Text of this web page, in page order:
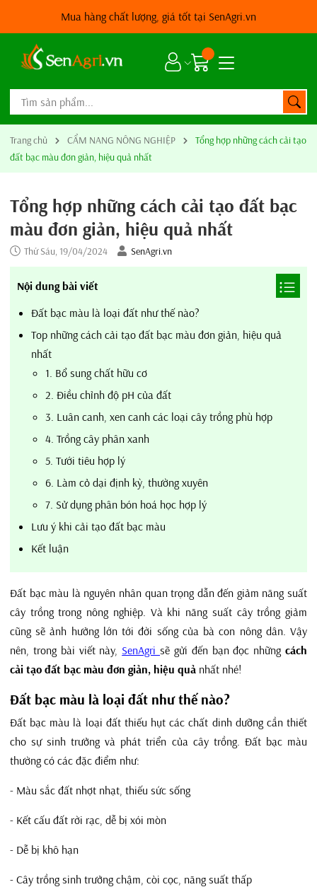
Mua hàng chất lượng, giá tốt tại SenAgri.vn
Trang chủ CẨM NANG NÔNG NGHIỆP
Tổng hợp những cách cải tạo
đất bạc màu đơn giản, hiệu quả nhất
Tổng hợp những cách cải tạo đất bạc
màu đơn giản, hiệu quả nhất
Thứ Sáu, 19/04/2024 SenAgri.vn
Nội dung bài viết
Đất bạc màu là loại đất như thế nào?
Top những cách cải tạo đất bạc màu đơn giản, hiệu quả
nhất
1. Bổ sung chất hữu cơ
2. Điều chỉnh độ pH của đất
3. Luân canh, xen canh các loại cây trồng phù hợp
4. Trồng cây phân xanh
5. Tưới tiêu hợp lý
6. Làm cỏ dại định kỳ, thường xuyên
7. Sử dụng phân bón hoá học hợp lý
Lưu ý khi cải tạo đất bạc màu
Kết luận
Đất bạc màu là nguyên nhân quan trọng dẫn đến giảm năng suất
cây trồng trong nông nghiệp. Và khi năng suất cây trồng giảm
cũng sẽ ảnh hưởng lớn tới đời sống của bà con nông dân. Vậy
nên, trong bài viết này,SenAgrisẽ gửi đến bạn đọc nhữngcách
cải tạo đất bạc màu đơn giản, hiệu quả nhất nhé!
Đất bạc màu là loại đất như thế nào?
Đất bạc màu là loại đất thiếu hụt các chất dinh dưỡng cần thiết
cho sự sinh trưởng và phát triển của cây trồng. Đất bạc màu
thường có các đặc điểm như:
- Màu sắc đất nhợt nhạt, thiếu sức sống
- Kết cấu đất rời rạc, dễ bị xói mòn
- Dễ bị khô hạn
- Cây trồng sinh trưởng chậm, còi cọc, năng suất thấp